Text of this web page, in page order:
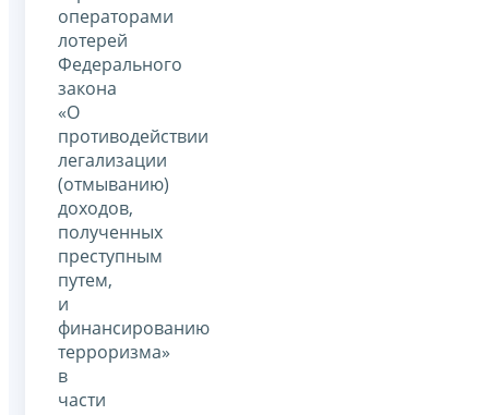
операторами
лотерей
Федерального
закона
«О
противодействии
легализации
(отмыванию)
доходов,
полученных
преступным
путем,
и
финансированию
терроризма»
в
части